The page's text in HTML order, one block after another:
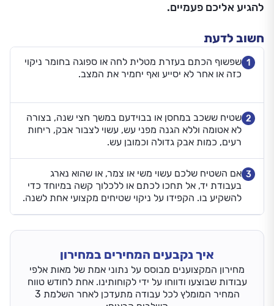
להגיע אליכם פעמיים.
חשוב לדעת
1 שפשוף הכתם בעזרת מטלית לחה או ספוגה בחומר ניקוי
כזה או אחר לא יסייע ואף יחמיר את המצב.
2 שטיח ששכב במחסן או בבוידעם במשך חצי שנה, בצורה
לא אטומה וללא הגנה מפני עש, עשוי לצבור אבק, ריחות
רעים, כמות אבק גדולה וכמובן עש.
3 אם השטיח שלכם עשוי משי או צמר, או שהוא נארג
בעבודת יד, אל תחכו לכתם או ללכלוך קשה במיוחד כדי
להשקיע בו. הקפידו על ניקוי שטיחים מקצועי אחת לשנה.
איך נקבעים המחירים במחירון
מחירון המקצוענים מבוסס על נתוני אמת של מאות אלפי
עבודות שבוצעו ודווחו על ידי לקוחותינו. אחת לחודש טווח
המחיר המומלץ לכל עבודה מתעדכן לאחר השלמת 3